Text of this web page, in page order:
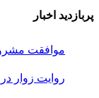
پربازدید اخبار
موافقت
روایت زوار